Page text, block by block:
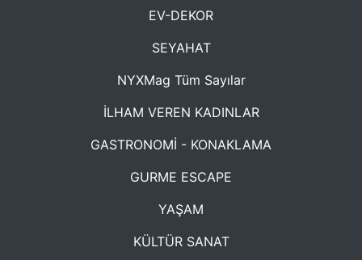
EV-DEKOR
SEYAHAT
NYXMag Tüm Sayılar
İLHAM VEREN KADINLAR
GASTRONOMİ - KONAKLAMA
GURME ESCAPE
YAŞAM
KÜLTÜR SANAT